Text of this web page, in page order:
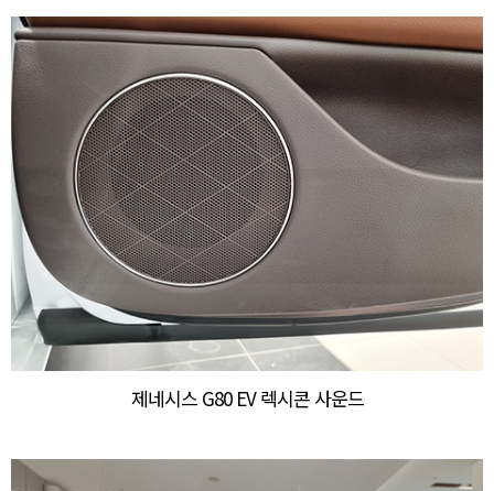
제네시스 G80 EV 렉시콘 사운드